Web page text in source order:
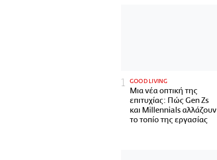
GOOD LIVING
Μια νέα οπτική της
επιτυχίας: Πώς Gen Zs
και Millennials αλλάζουν
το τοπίο της εργασίας